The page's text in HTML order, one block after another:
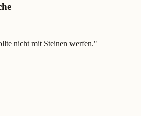
nicht mit Steinen werfen."